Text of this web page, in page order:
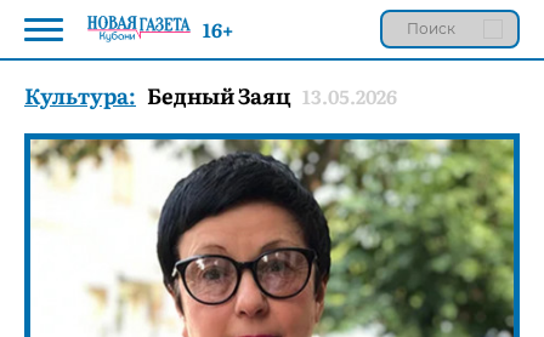
Культура: Бедный Заяц 13.05.2026
16+